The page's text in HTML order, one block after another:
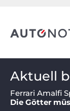
Aktuell
Ferrari Amalfi
Die Götter